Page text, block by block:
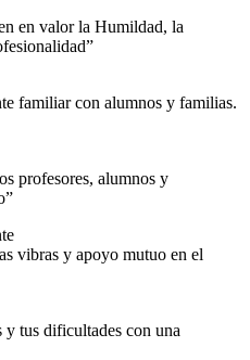
en valor la Humildad, la
familiar con alumnos y familias.
profesores, alumnos y
vibras y apoyo mutuo en el
y tus dificultades con una